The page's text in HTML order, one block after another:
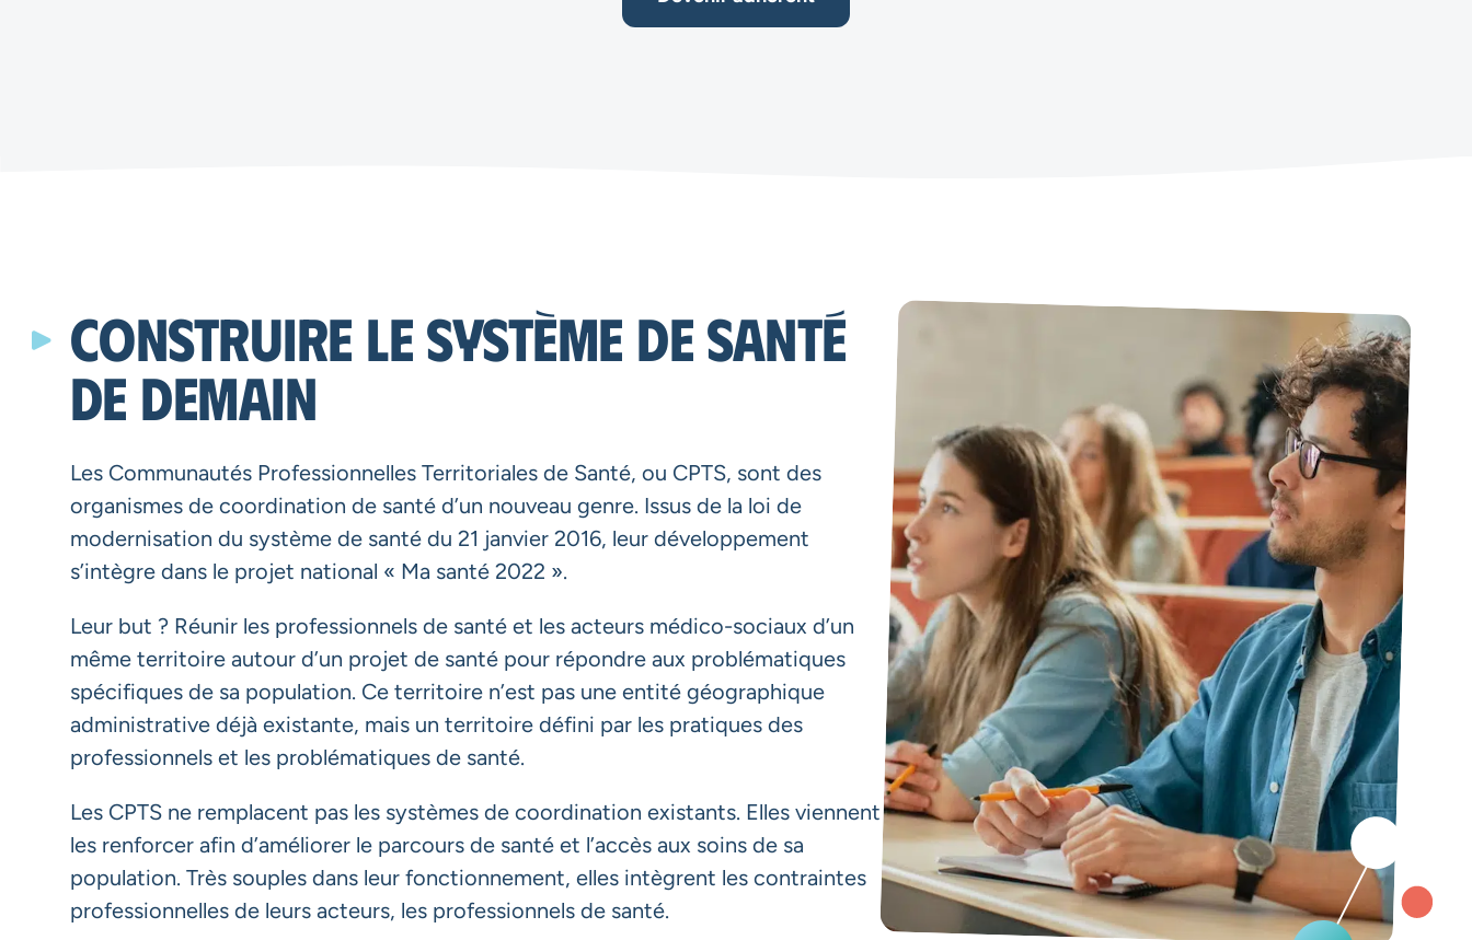
Construire le système de Santé
de demain
Les Communautés Professionnelles Territoriales de Santé, ou CPTS, sont des
organismes de coordination de santé d’un nouveau genre. Issus de la loi de
modernisation du système de santé du 21 janvier 2016, leur développement
s’intègre dans le projet national « Ma santé 2022 ».
Leur but ? Réunir les professionnels de santé et les acteurs médico-sociaux d’un
même territoire autour d’un projet de santé pour répondre aux problématiques
spécifiques de sa population. Ce territoire n’est pas une entité géographique
administrative déjà existante, mais un territoire défini par les pratiques des
professionnels et les problématiques de santé.
Les CPTS ne remplacent pas les systèmes de coordination existants. Elles viennent
les renforcer afin d’améliorer le parcours de santé et l’accès aux soins de sa
population. Très souples dans leur fonctionnement, elles intègrent les contraintes
professionnelles de leurs acteurs, les professionnels de santé.